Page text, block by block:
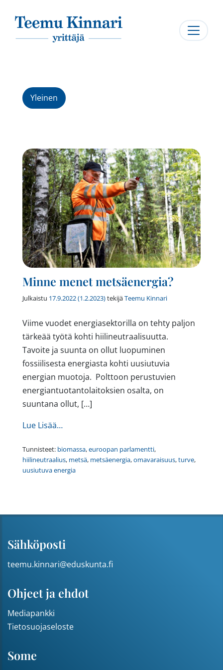
Päävalikko
Yleinen
Minne menet metsäenergia?
Julkaistu 17.9.2022(1.2.2023)tekijäTeemu Kinnari
Viime vuodet energiasektorilla on tehty paljon
tärkeää työtä kohti hiilineutraalisuutta.
Tavoite ja suunta on ollut luopuminen
fossiilisesta energiasta kohti uusiutuvia
energian muotoja. Polttoon perustuvien
energiantuotantolaitoksien osalta, on
suuntana ollut, […]
Lue Lisää…from Minne menet metsäenergia?
Tunnisteet: biomassa,euroopan parlamentti,
hiilineutraalius, metsä, metsäenergia,omavaraisuus,turve,
uusiutuva energia
Sähköposti
teemu.kinnari@eduskunta.fi
Ohjeet ja ehdot
Mediapankki
Tietosuojaseloste
Some